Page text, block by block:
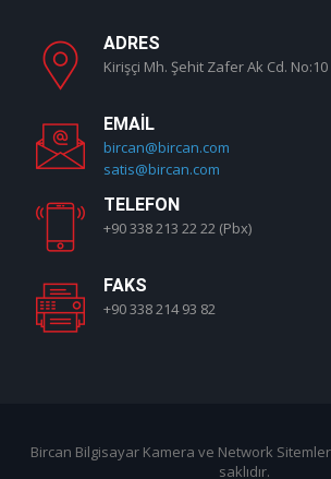
ADRES
Kirişçi Mh. Şehit Zafer Ak Cd.
EMAIL
bircan@bircan.com
satis@bircan.com
TELEFON
+90 338 213 22 22 (Pbx)
FAKS
+90 338 214 93 82
Bircan Bilgisayar Kamera ve Network
saklıdır.